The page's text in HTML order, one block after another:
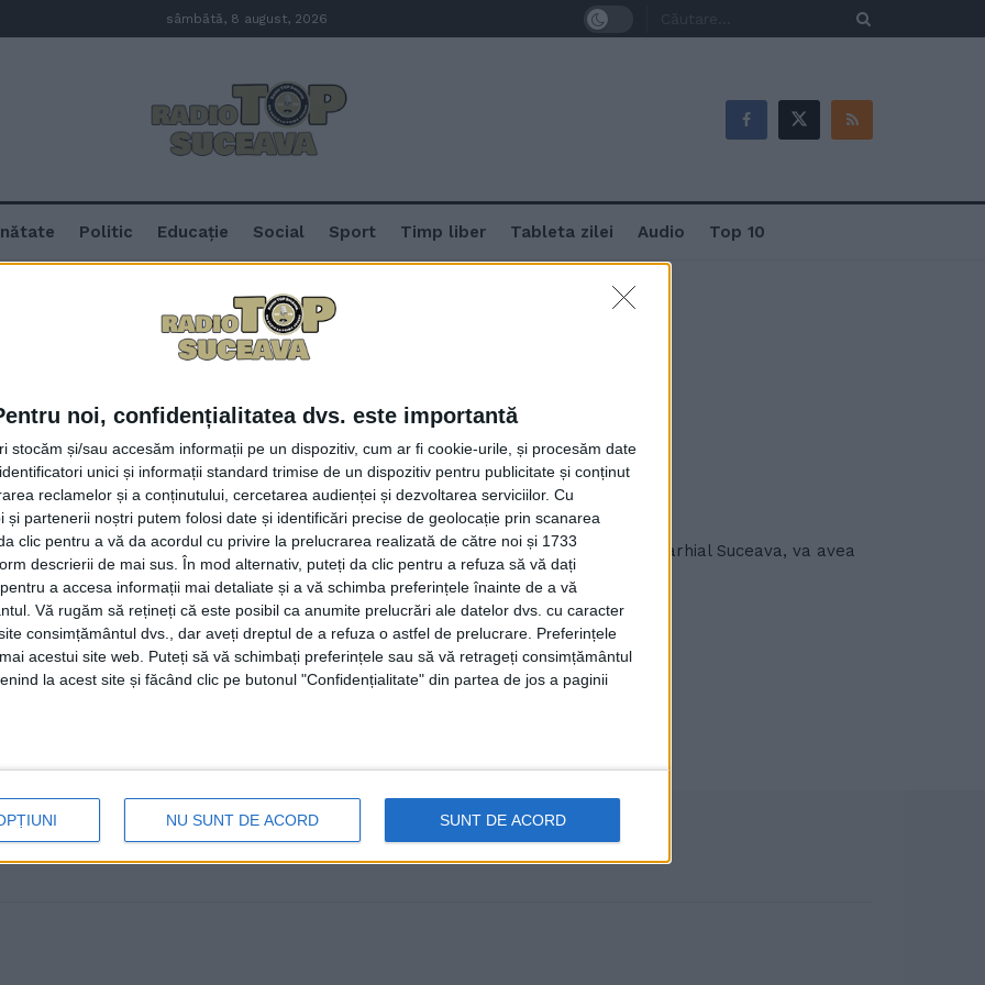
noi, confidențialitatea dvs. este importantă
stocăm și/sau accesăm informații pe un dispozitiv, cum ar fi cookie-urile, și procesăm date
unici și informații standard trimise de un dispozitiv pentru publicitate și conținut
reclamelor și a conținutului, cercetarea audienței și dezvoltarea serviciilor. Cu
și partenerii noștri putem folosi date și identificări precise de geolocație prin scanarea
clic pentru a vă da acordul cu privire la prelucrarea realizată de către noi și 1733
descrierii de mai sus. În mod alternativ, puteți da clic pentru a refuza să vă dați
a accesa informații mai detaliate și a vă schimba preferințele înainte de a vă
Vă rugăm să rețineți că este posibil ca anumite prelucrări ale datelor dvs. cu caracter
consimțământul dvs., dar aveți dreptul de a refuza o astfel de prelucrare. Preferințele
acestui site web. Puteți să vă schimbați preferințele sau să vă retrageți consimțământul
la acest site și făcând clic pe butonul "Confidențialitate" din partea de jos a paginii
NU SUNT DE ACORD SUNT DE ACORD
sâmbătă, 8 august, 2026
Politic Educație Social Sport Timp liber Tableta zilei Audio Top 10
Post de cîntăreț bisericesc la strana Catedralei
Arhiepiscopale
27 MAI, 2022
Pe 10 iunie, începînd cu ora 09.00, în sala Gherasim Putneanul a Centrului Eparhial Suceava, va avea
loc un concurs ...